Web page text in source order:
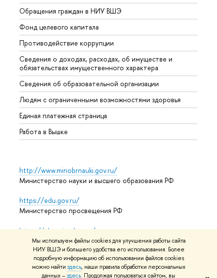
Мы используем файлы cookies для улучшения работы сайта
НИУ ВШЭ и большего удобства его использования. Более
подробную информацию об использовании файлов cookies
можно найти здесь, наши правила обработки персональных
данных –здесь. Продолжая пользоваться сайтом, вы
Обращения граждан в НИУ ВШЭ
Фонд целевого капитала
Противодействие коррупции
Сведения о доходах, расходах, об имуществе и
обязательствах имущественного характера
Сведения об образовательной организации
Людям с ограниченными возможностями здоровья
Единая платежная страница
Работа в Вышке
http://www.minobrnauki.gov.ru/
Министерство науки и высшего образования РФ
https://edu.gov.ru/
Министерство просвещения РФ
https://elearning.hse.ru/mooc
Массовые открытые онлайн-курсы
© НИУ ВШЭ 1993–2026 Адреса и контактыУсловия